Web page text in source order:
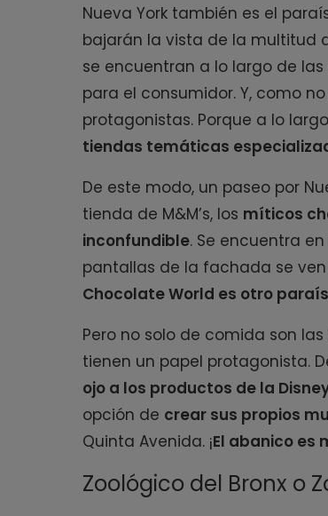
Nueva York también es el
bajarán la vista de la multitud
se encuentran a lo largo de
para el consumidor. Y, como
protagonistas. Porque a lo
tiendas temáticas
De este modo, un paseo por
tienda de M&M’s, los míticos
inconfundible. Se encuentra
pantallas de la fachada se
Chocolate World es otro
Pero no solo de comida son
tienen un papel protagonista.
ojo a los productos de la
opción de crear sus propios
Quinta Avenida. ¡El abanico es
Zoológico del Bronx o